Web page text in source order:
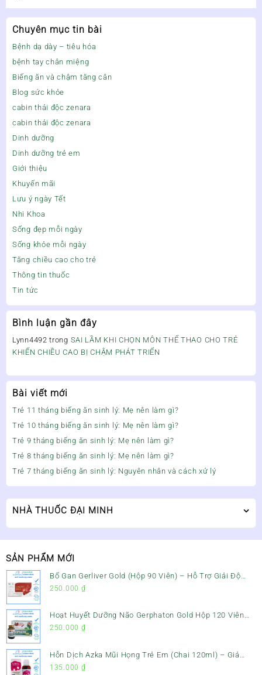
Chuyên mục tin bài
Bệnh dạ dày – tiêu hóa
bệnh tay chân miệng
Biếng ăn và chậm tăng cân
Blog sức khỏe
cabin thải độc zenara
cabin thải độc zenara
Dinh dưỡng
Dinh dưỡng trẻ em
Giới thiệu
Khuyến mãi
Lưu ý ngày Tết
Nhi Khoa
Sống đẹp mỗi ngày
Sống khỏe mỗi ngày
Tăng chiều cao cho trẻ
Thông tin thuốc
Tin tức
Bình luận gần đây
Lynn4492 trong SAI LẦM KHI CHỌN MÔN THỂ THAO CHO TRẺ
KHIẾN CHIỀU CAO BỊ CHẬM PHÁT TRIỂN
Bài viết mới
Trẻ 11 tháng biếng ăn sinh lý: Mẹ nên làm gì?
Trẻ 10 tháng biếng ăn sinh lý: Mẹ nên làm gì?
Trẻ 9 tháng biếng ăn sinh lý: Mẹ nên làm gì?
Trẻ 8 tháng biếng ăn sinh lý: Mẹ nên làm gì?
Trẻ 7 tháng biếng ăn sinh lý: Nguyên nhân và cách xử lý
NHÀ THUỐC ĐẠI MINH
SẢN PHẨM MỚI
Bổ Gan Gerliver Gold (Hộp 90 Viên) – Hỗ Trợ Giải Độc
Gan, Mát Gan & Bảo Vệ Gan
250.000 ₫
Hoạt Huyết Dưỡng Não Gerphaton Gold Hộp 120 Viên
– Giảm Đau Đầu, Hoa Mắt, Chóng Mặt & Rối Loạn Tiền
250.000 ₫
Hỗn Dịch Azka Mũi Họng Trẻ Em (Chai 120ml) – Giảm
Ho, Tiêu Đờm & Đau Rát Họng
135.000 ₫